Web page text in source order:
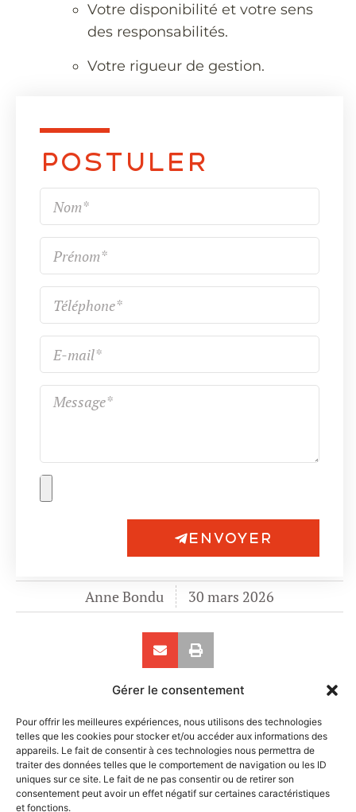
Gérer le consentement
Pour offrir les meilleures expériences, nous utilisons des technologies
telles que les cookies pour stocker et/ou accéder aux informations des
appareils. Le fait de consentir à ces technologies nous permettra de
traiter des données telles que le comportement de navigation ou les ID
uniques sur ce site. Le fait de ne pas consentir ou de retirer son
consentement peut avoir un effet négatif sur certaines caractéristiques
et fonctions.
Votre disponibilité et votre sens
des responsabilités.
Votre rigueur de gestion.
Postuler
ENVOYER
Anne Bondu 30 mars 2026